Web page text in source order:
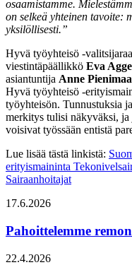
osaamistamme.
on selkeä yhteinen tavoite:
yksilöllisesti.”
Hyvä työyhteisö -
viestintäpäällikkö Eva Agge
asiantuntija Anne Pienimaa
Hyvä työyhteisö -
työyhteisön. Tunnustuksia
merkitys tulisi näkyväksi, ja
voisivat työssään entistä
Lue lisää tästä linkistä:
erityismaininta
Sairaanhoitajat
17.6.2026
Pahoittelemme
22.4.2026